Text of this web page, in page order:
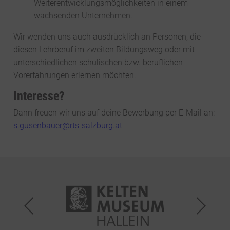
Weiterentwicklungsmöglichkeiten in einem
wachsenden Unternehmen.
Wir wenden uns auch ausdrücklich an Personen, die
diesen Lehrberuf im zweiten Bildungsweg oder mit
unterschiedlichen schulischen bzw. beruflichen
Vorerfahrungen erlernen möchten.
Interesse?
Dann freuen wir uns auf deine Bewerbung per E-Mail an:
s.gusenbauer@rts-salzburg.at
Google Ireland Limited, Irland Details